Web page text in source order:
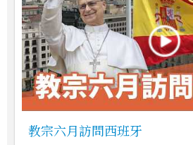
教宗六月訪問西班牙